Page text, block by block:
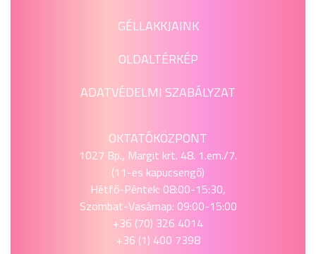
GÉLLAKKJAINK
OLDALTÉRKÉP
ADATVÉDELMI SZABÁLYZAT
OKTATÓKÖZPONT
1027 Bp., Margit krt. 48. 1.em./7.
(11-es kapucsengő)
Hétfő-Péntek: 08:00-15:30,
Szombat-Vasárnap: 09:00-15:00
+36 (70) 326 4014
+36 (1) 400 7398